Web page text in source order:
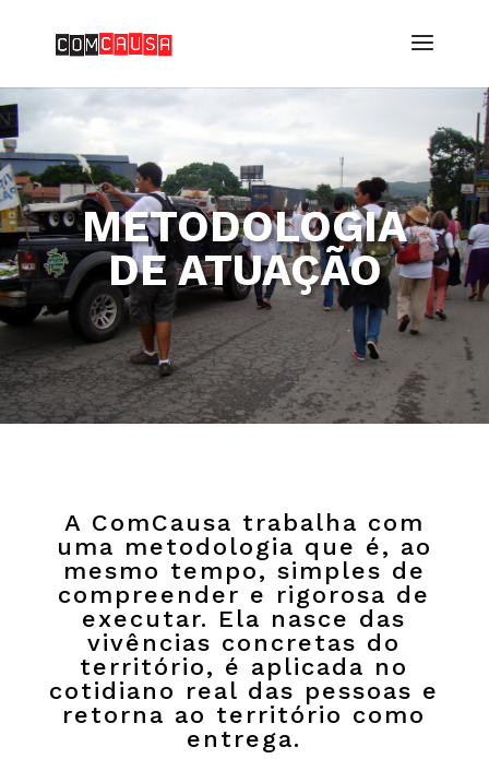
METODOLOGIA
DE ATUAÇÃO
A ComCausa trabalha com
uma metodologia que é, ao
mesmo tempo, simples de
compreender e rigorosa de
executar. Ela nasce das
vivências concretas do
território, é aplicada no
cotidiano real das pessoas e
retorna ao território como
entrega.